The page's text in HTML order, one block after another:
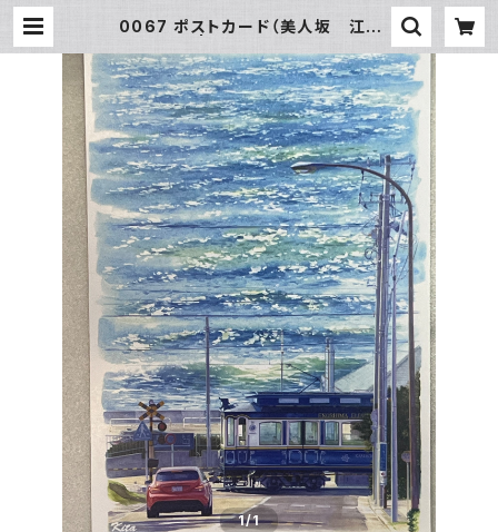
0067 ポストカード（美人坂 江ノ
1/1